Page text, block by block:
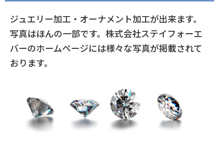
ジュエリー加工・オーナメント加工が出来ます。
写真はほんの一部です。株式会社ステイフォーエ
バーのホームページには様々な写真が掲載されて
おります。